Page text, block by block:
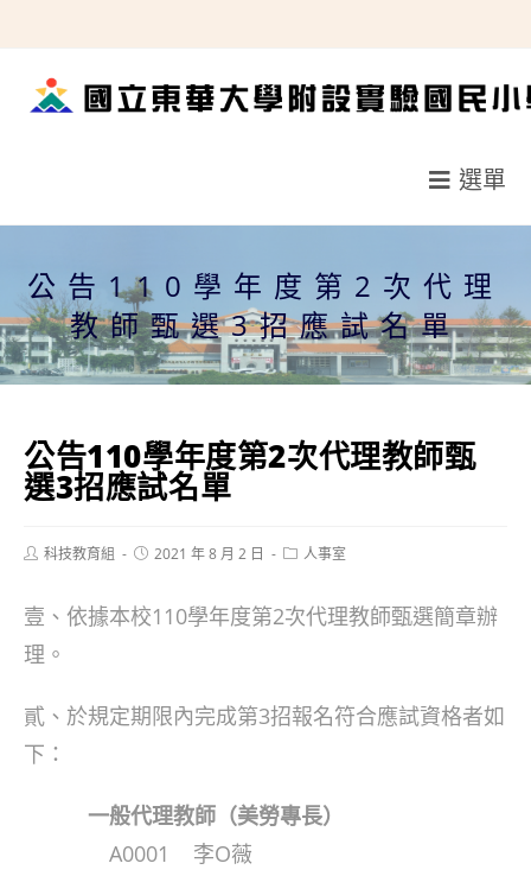
轉
選單
公告110學年度第2次代理
教師甄選3招應試名單
公告110學年度第2次代理教師甄
選3招應試名單
Post科技教育組
Post2021 年 8 月 2 日
Post人事室
壹、依據本校110學年度第2次代理教師甄選簡章辦
理。
貳、於規定期限內完成第3招報名符合應試資格者如
下：
一般代理教師（美勞專長）
A0001 李Ο薇